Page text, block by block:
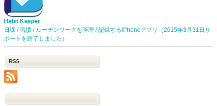
Habit Keeper
日課 / 習慣 / ルーチンワークを管理 / 記録するiPhoneアプリ（2015年3月31日サ
ポートを終了しました）
RSS